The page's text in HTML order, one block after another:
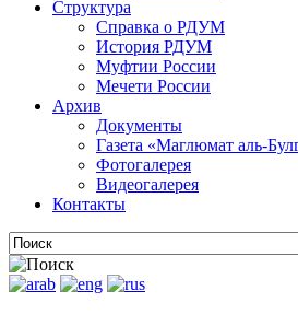
Структура
Справка о РДУМ
История РДУМ
Муфтии России
Мечети России
Архив
Документы
Газета «Маглюмат аль-
Фотогалерея
Видеогалерея
Контакты